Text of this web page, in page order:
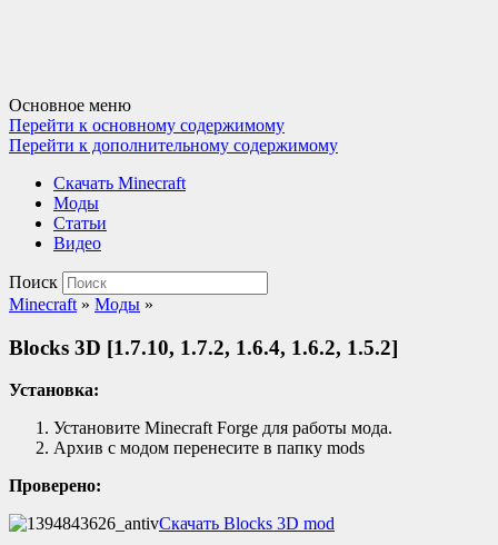
Основное меню
Перейти к основному содержимому
Перейти к дополнительному содержимому
Cкачать Minecraft
Моды
Статьи
Видео
Поиск
Minecraft » Моды »
Blocks 3D [1.7.10, 1.7.2, 1.6.4, 1.6.2, 1.5.2]
Установка:
Установите Minecraft Forge для работы мода.
Архив с модом перенесите в папку mods
Проверено:
Скачать Blocks 3D mod